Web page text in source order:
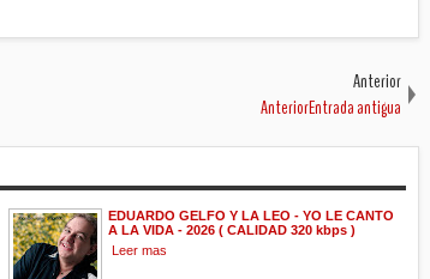
Anterior
AnteriorEntrada antigua
EDUARDO GELFO Y LA LEO - YO LE CANTO
A LA VIDA - 2026 ( CALIDAD 320 kbps )
Leer mas